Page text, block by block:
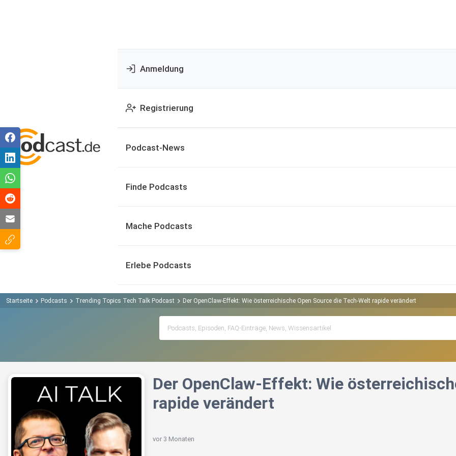
Anmeldung
Registrierung
Podcast-News
Finde Podcasts
Mache Podcasts
Erlebe Podcasts
Startseite Podcasts Trending Topics Tech Talk Podcast Der OpenClaw-Effekt: Wie österreichische Open Source die Tech-Welt rapide verändert
Der OpenClaw-Effekt: Wie
rapide verändert
vor 3 Monaten